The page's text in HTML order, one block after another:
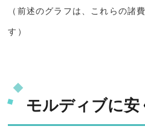
（前述のグラフは、これらの諸
す）
モルディブに安